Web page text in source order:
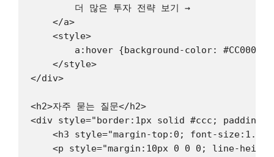
        더 많은 투자 전략 보기 →
    </a>
    <style>
a:hover {background-color: #CC0000
    </style>
</div>
<h2>자주 묻는 질문</h2>
<div style="border:1px solid #ccc;
<h3 style="margin-top:0; font-
<p style="margin:10px 0 0 0; line-